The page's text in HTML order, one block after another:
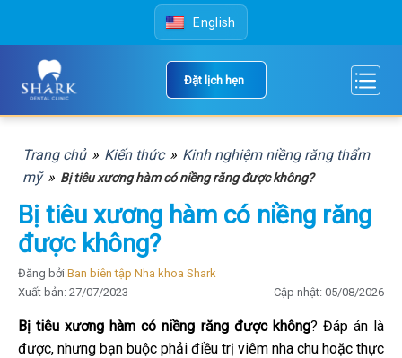
content
English
Đặt lịch hẹn
Trang chủ » Kiến thức » Kinh nghiệm niềng răng thẩm
mỹ » Bị tiêu xương hàm có niềng răng được không?
Bị tiêu xương hàm có niềng răng
được không?
Đăng bởi Ban biên tập Nha khoa Shark
Xuất bản: 27/07/2023
Cập nhật: 05/08/2026
Bị tiêu xương hàm có niềng răng được không? Đáp án là
được, nhưng bạn buộc phải điều trị viêm nha chu hoặc thực